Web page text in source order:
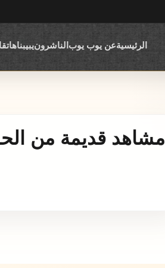
الرئيسيةعن يوب يوبالناشرونيبيبناها
مشاهد قديمة من